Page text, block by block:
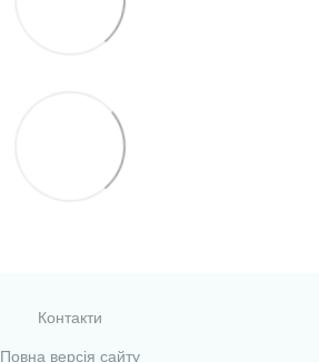
Контакти
Повна версія сайту